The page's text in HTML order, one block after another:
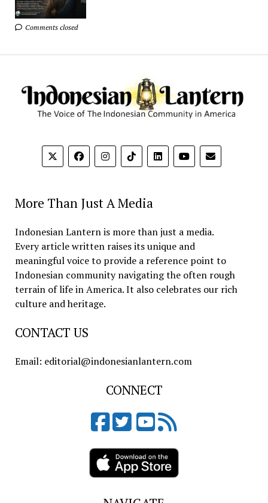
Comments closed
More Than Just A Media
Indonesian Lantern is more than just a media.
Every article written raises its unique and
meaningful voice to provide a reference point to
Indonesian community navigating the often rough
terrain of life in America. It also celebrates our rich
culture and heritage.
CONTACT US
Email: editorial@indonesianlantern.com
CONNECT